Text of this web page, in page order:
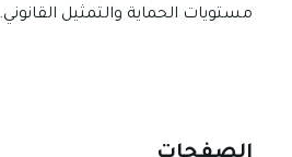
مستويات الحماية والتمثيل القانوني.